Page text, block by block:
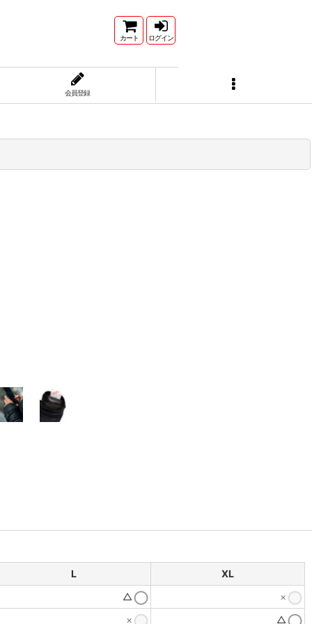
カート ログイン
会員登録
L
XL
△
×
×
△